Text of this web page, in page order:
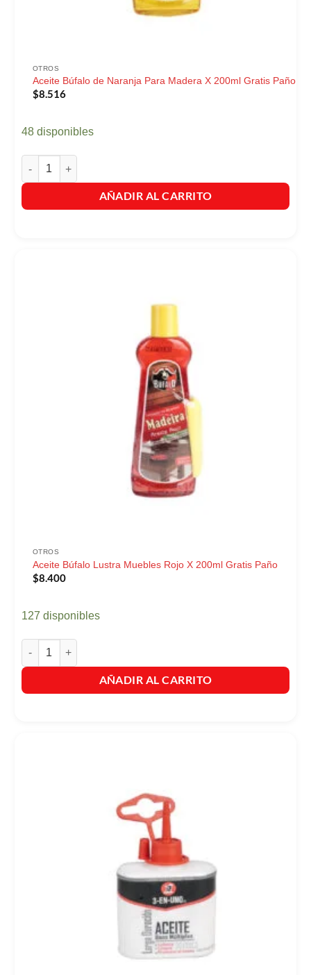
OTROS
Aceite Búfalo de Naranja Para Madera X 200ml Gratis Paño
$8.516
48 disponibles
Aceite Búfalo de Naranja Para Madera X 200ml Gratis Paño
AÑADIR AL CARRITO
OTROS
Aceite Búfalo Lustra Muebles Rojo X 200ml Gratis Paño
$8.400
127 disponibles
Aceite Búfalo Lustra Muebles Rojo X 200ml Gratis Paño cantidad
AÑADIR AL CARRITO